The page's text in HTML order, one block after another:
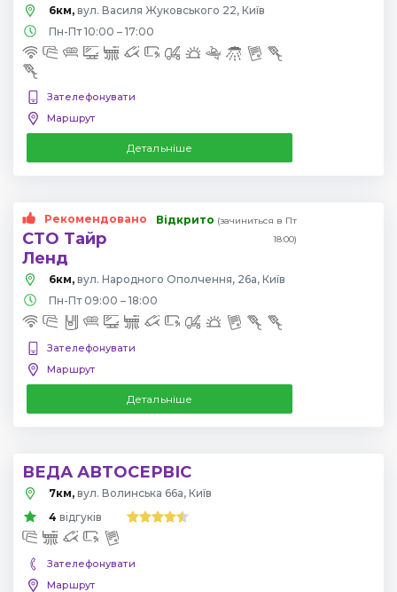
6км, вул. Василя Жуковського 22, Київ
Пн-Пт 10:00 – 17:00
Зателефонувати
Маршрут
Детальніше
Рекомендовано
СТО Тайр
Ленд
Відкрито (зачиниться в Пт
18:00)
6км, вул. Народного Ополчення, 26а, Київ
Пн-Пт 09:00 – 18:00
Зателефонувати
Маршрут
Детальніше
ВЕДА АВТОСЕРВІС
7км, вул. Волинська 66а, Київ
4 відгуків
Зателефонувати
Маршрут